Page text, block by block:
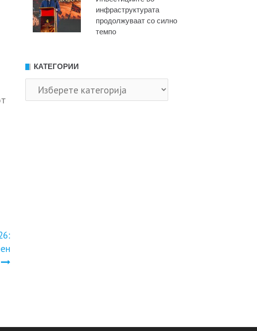
инфраструктурата
продолжуваат со силно
темпо
КАТЕГОРИИ
Категории